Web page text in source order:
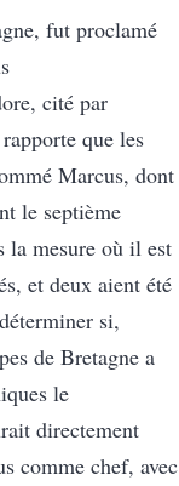
fut proclamé
cité par
que les
Marcus, dont
le septième
la mesure où il est
et deux aient été
si,
de Bretagne a
le
directement
comme chef, avec